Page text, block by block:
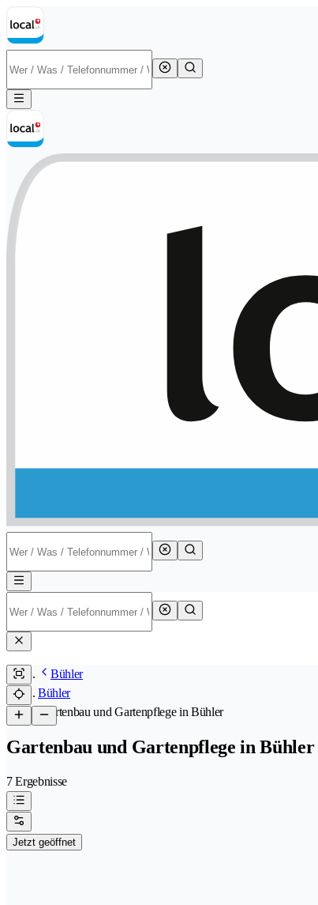
Bühler
Bühler
/Gartenbau und Gartenpflege in Bühler
Gartenbau und Gartenpflege in Bühler
7 Ergebnisse
Jetzt geöffnet